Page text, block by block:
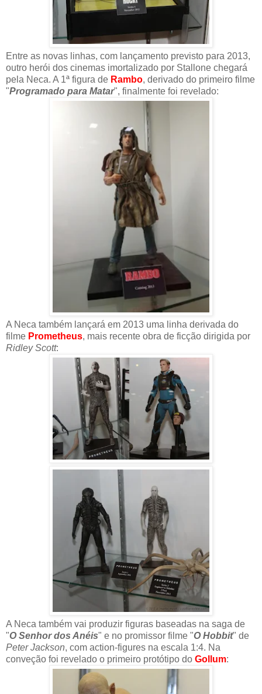
Entre as novas linhas, com lançamento previsto para 2013,
outro herói dos cinemas imortalizado por Stallone chegará
pela Neca. A 1ª figura de Rambo, derivado do primeiro filme
"Programado para Matar", finalmente foi revelado:
A Neca também lançará em 2013 uma linha derivada do
filme Prometheus, mais recente obra de ficção dirigida por
Ridley Scott:
A Neca também vai produzir figuras baseadas na saga de
"O Senhor dos Anéis" e no promissor filme "O Hobbit" de
Peter Jackson, com action-figures na escala 1:4. Na
conveção foi revelado o primeiro protótipo do Gollum: